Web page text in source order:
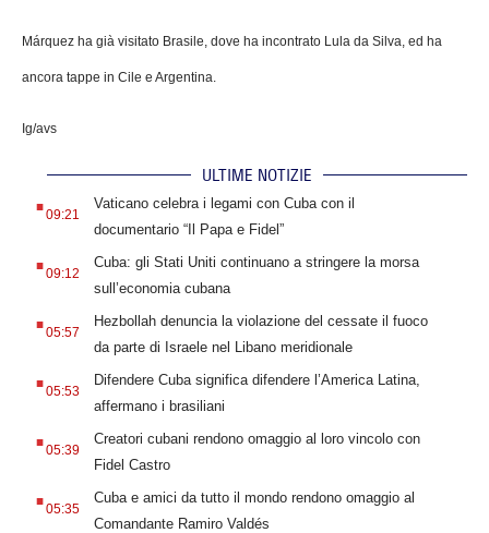
Márquez ha già visitato Brasile, dove ha incontrato Lula da Silva, ed ha
ancora tappe in Cile e Argentina.
Ig/avs
ULTIME NOTIZIE
.09:21
Vaticano celebra i legami con Cuba con il
documentario “Il Papa e Fidel”
.09:12
Cuba: gli Stati Uniti continuano a stringere la morsa
sull’economia cubana
.05:57
Hezbollah denuncia la violazione del cessate il fuoco
da parte di Israele nel Libano meridionale
.05:53
Difendere Cuba significa difendere l’America Latina,
affermano i brasiliani
.05:39
Creatori cubani rendono omaggio al loro vincolo con
Fidel Castro
.05:35
Cuba e amici da tutto il mondo rendono omaggio al
Comandante Ramiro Valdés